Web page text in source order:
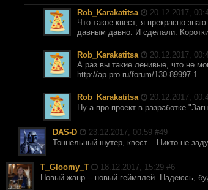
Rob_Karakatitsa 20.12.2017,
Что такое квест, я прекрасно
давным давно. И сделали.
Rob_Karakatitsa 20.12.2017,
А раз вы такие ленивые, что не
http://ap-pro.ru/forum/130-89997-1
Rob_Karakatitsa 20.12.2017,
Ну а про проект в разработке
DAS-D 23.12.2017, 00:59 #49
Тоннельный шутер, квест... Никто не
T_Gloomy_T 18.12.2017, 15:29 #6
Новый жанр -- новый геймплей. Надеюсь,